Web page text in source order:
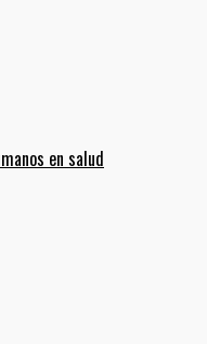
en salud